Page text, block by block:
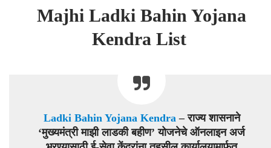
Majhi Ladki Bahin Yojana
Kendra List
Ladki Bahin Yojana Kendra– राज्य शासनाने
‘मुख्यमंत्री माझी लाडकी बहीण’ योजनेचे ऑनलाइन अर्ज